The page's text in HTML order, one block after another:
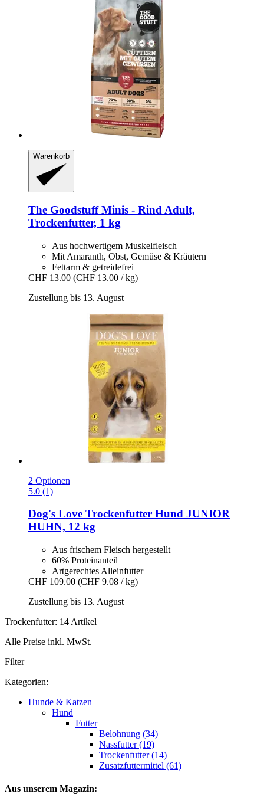
Warenkorb
The GoodstuffMinis -​ Rind Adult,
Trockenfutter, 1 kg
Aus hochwertigem Muskelfleisch
Mit Amaranth, Obst, Gemüse & Kräutern
Fettarm & getreidefrei
CHF 13.00 (CHF 13.00 / kg)
Zustellung bis 13. August
2 Optionen
5.0 (1)
Dog's Love Trockenfutter Hund JUNIOR
HUHN, 12 kg
Aus frischem Fleisch hergestellt
60% Proteinanteil
Artgerechtes Alleinfutter
CHF 109.00 (CHF 9.08 / kg)
Zustellung bis 13. August
Trockenfutter: 14 Artikel
Alle Preise inkl. MwSt.
Filter
Kategorien:
Hunde & Katzen
Hund
Futter
Belohnung (34)
Nassfutter (19)
Trockenfutter (14)
Zusatzfuttermittel (61)
Aus unserem Magazin: